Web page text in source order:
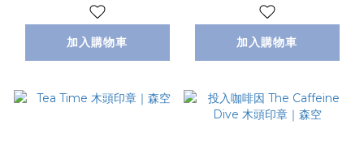
加入購物車 加入購物車